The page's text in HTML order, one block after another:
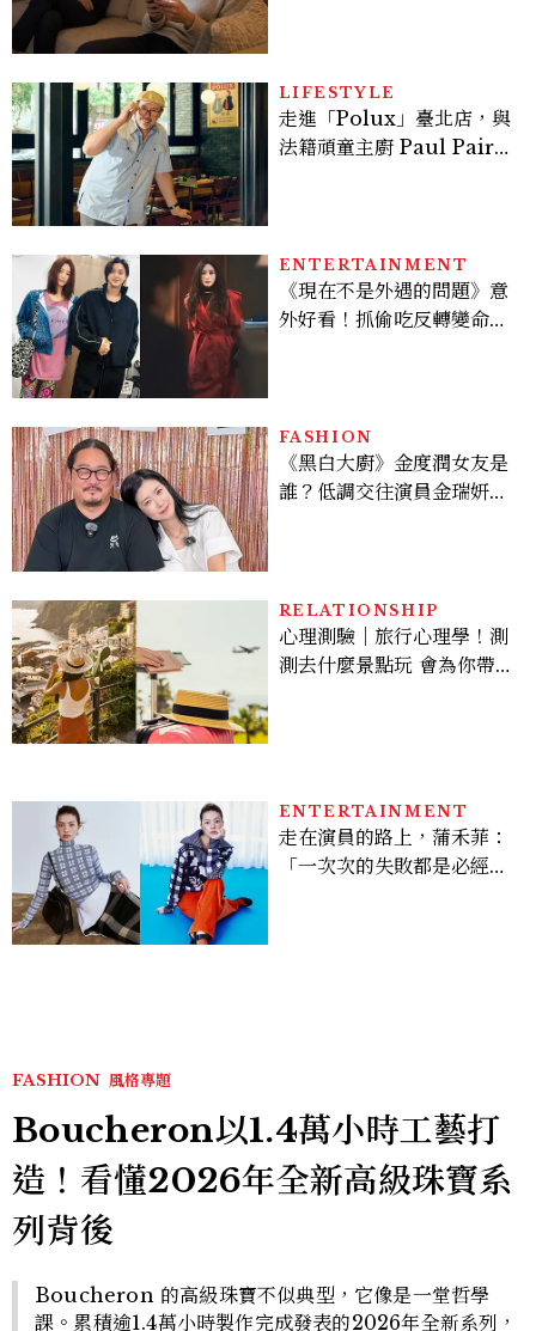
LIFESTYLE
走進「Polux」臺北店，與
法籍頑童主廚 Paul Pairet
ENTERTAINMENT
《現在不是外遇的問題》意
外好看！抓偷吃反轉變命
看點懶人包
FASHION
《黑白大廚》金度潤女友是
誰？低調交往演員金瑞妍、
RELATIONSHIP
心理測驗｜旅行心理學！測
測去什麼景點玩 會為你帶來
ENTERTAINMENT
走在演員的路上，蒲禾菲：
「一次次的失敗都是必經過
FASHION 風格專題
Boucheron以1.4萬小時工藝打
造！看懂2026年全新高級珠寶系
列背後
Boucheron 的高級珠寶不似典型，它像是一堂哲學
課。累積逾1.4萬小時製作完成發表的2026年全新系列，